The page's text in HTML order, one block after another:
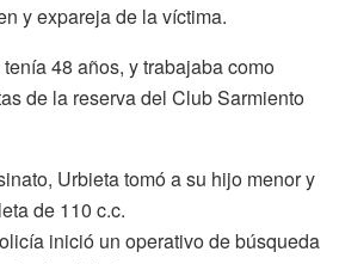
y expareja de la víctima.
48 años, y trabajaba como
de la reserva del Club Sarmiento
Urbieta tomó a su hijo menor y
de 110 c.c.
inició un operativo de búsqueda